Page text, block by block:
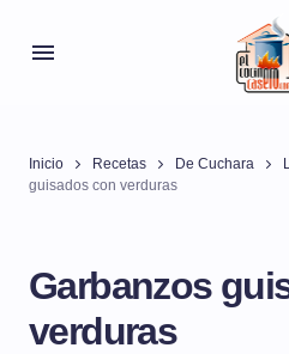
Inicio Recetas De Cuchara
guisados con verduras
Garbanzos
verduras